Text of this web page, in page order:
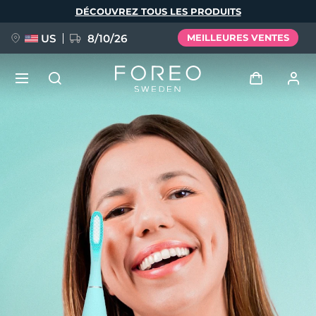
DÉCOUVREZ TOUS LES PRODUITS
US 8/10/26 MEILLEURES VENTES
Profil de l'utilisateur
Mes appareils
Mes commandes
Mes adresses
Mes abonnements
FAQ™ Pure Beauty-Tech Elixir
BREAKING NEWS
issa™ Teeth Whitening Set
Deutsch
Español
Français
Italiano
Português
Svenska
Русский
简体中文 繁體中文